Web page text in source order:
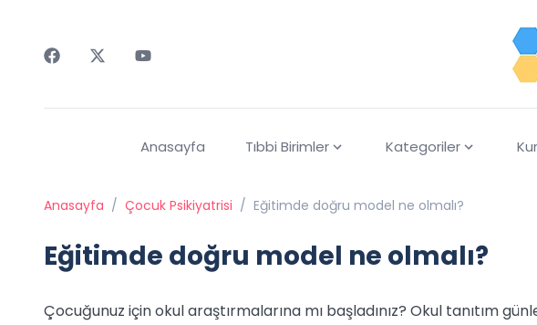
Anasayfa Tıbbi Birimler Kategoriler
Anasayfa / Çocuk Psikiyatrisi / Eğitimde doğru model ne olmalı?
Eğitimde doğru model ne olmalı?
Çocuğunuz için okul araştırmalarına mı başladınız? Okul tanıtım